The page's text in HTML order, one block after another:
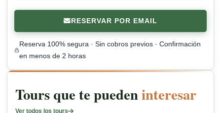
RESERVAR POR EMAIL
Reserva 100% segura · Sin cobros previos · Confirmación
en menos de 2 horas
Tours que te puedeninteresar
Ver todos los tours